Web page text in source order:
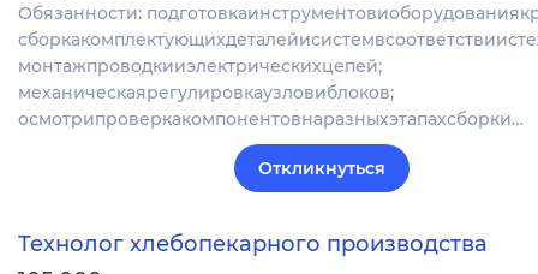
Обязанности:
монтажпроводкииэлектрическихцепей;
механическаярегулировкаузловиблоков;
осмотрипроверкакомпонентовнаразныхэтапахсборки…
Откликнуться
Технолог хлебопекарного производства